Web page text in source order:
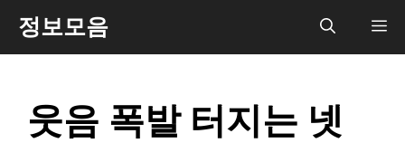
정보모음 메
웃음 폭발 터지는 넷